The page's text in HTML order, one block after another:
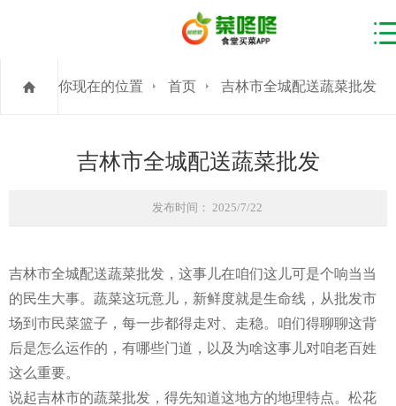
你现在的位置 首页 吉林市全城配送蔬菜批发
吉林市全城配送蔬菜批发
发布时间： 2025/7/22
吉林市全城配送蔬菜批发，这事儿在咱们这儿可是个响当当
的民生大事。蔬菜这玩意儿，新鲜度就是生命线，从批发市
场到市民菜篮子，每一步都得走对、走稳。咱们得聊聊这背
后是怎么运作的，有哪些门道，以及为啥这事儿对咱老百姓
这么重要。
说起吉林市的蔬菜批发，得先知道这地方的地理特点。松花